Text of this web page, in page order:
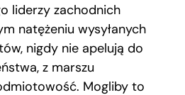
liderzy zachodnich
natężeniu wysyłanych
nigdy nie apelują do
z marszu
Mogliby to